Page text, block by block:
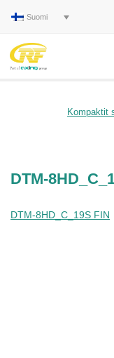
Suomi
Kompaktit
DTM-
DTM-8HD_C_19S FIN